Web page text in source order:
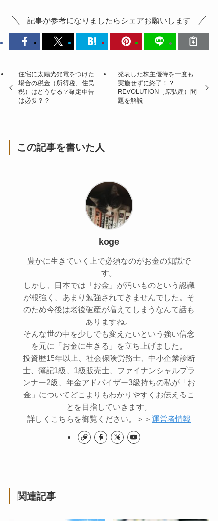
記事が参考になりましたらシェアお願いします
住宅に太陽光発電をつけた
場合の税金（所得税、住民
税）はどうなる？確定申告
は必要？？
発表した株主優待を一度も
実施せずに終了！？
REVOLUTION（原弘産）問
題を解説
この記事を書いた人
koge
豊かに生きていく上で必須なのがお金の知識で
す。
しかし、日本では「お金」が汚いものという認識
が根強く、あまり勉強されてきませんでした。そ
のため今後は老後破産が増えてしまうなんて話も
ありますね。
そんな世の中を少しでも変えたいという強い信念
を元に「お金に生きる」を立ち上げました。
投資歴15年以上、社会保険労務士、中小企業診断
士、簿記1級、1級販売士、ファイナンシャルプラ
ンナー2級、年金アドバイザー3級持ちの私が「お
金」についてどこよりもわかりやすくお伝えるこ
とを目指していきます。
詳しくこちらを御覧ください。＞＞ 運営者情報
関連記事